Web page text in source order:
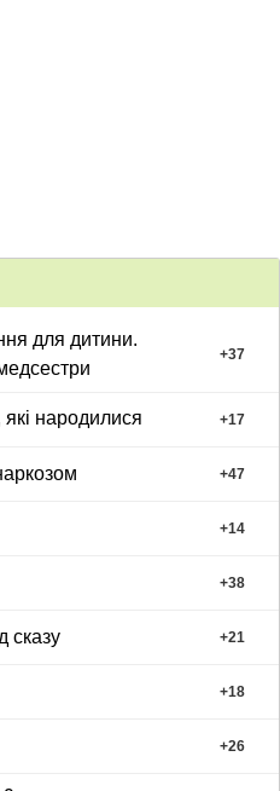
для дитини.
+37
народилися +17
+47
+14
+38
сказу +21
+18
+26